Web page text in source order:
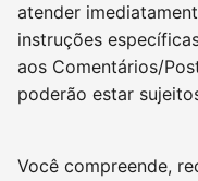
atender
instruções
aos Comentários/
poderão estar
Você compreende,